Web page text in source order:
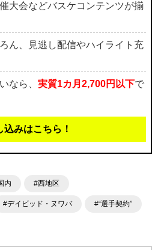
大会などバスケコンテンツが揃
ん、見逃し配信やハイライト充
なら、 実質1カ月2,700円以下で
込みはこちら！
内 #西地区
#デイビッド・ヌワバ #“選手契約”